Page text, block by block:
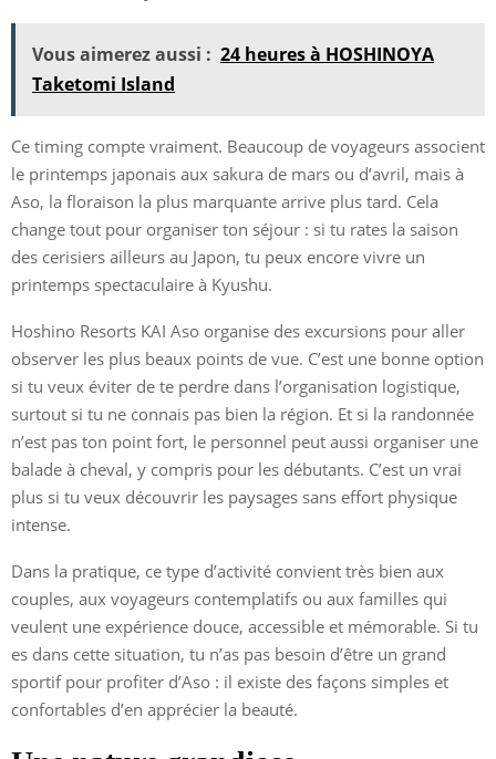
Vous aimerez aussi : 24 heures à HOSHINOYA
Taketomi Island
Ce timing compte vraiment. Beaucoup de voyageurs associent
le printemps japonais aux sakura de mars ou d’avril, mais à
Aso, la floraison la plus marquante arrive plus tard. Cela
change tout pour organiser ton séjour : si tu rates la saison
des cerisiers ailleurs au Japon, tu peux encore vivre un
printemps spectaculaire à Kyushu.
Hoshino Resorts KAI Aso organise des excursions pour aller
observer les plus beaux points de vue. C’est une bonne option
si tu veux éviter de te perdre dans l’organisation logistique,
surtout si tu ne connais pas bien la région. Et si la randonnée
n’est pas ton point fort, le personnel peut aussi organiser une
balade à cheval, y compris pour les débutants. C’est un vrai
plus si tu veux découvrir les paysages sans effort physique
intense.
Dans la pratique, ce type d’activité convient très bien aux
couples, aux voyageurs contemplatifs ou aux familles qui
veulent une expérience douce, accessible et mémorable. Si tu
es dans cette situation, tu n’as pas besoin d’être un grand
sportif pour profiter d’Aso : il existe des façons simples et
confortables d’en apprécier la beauté.